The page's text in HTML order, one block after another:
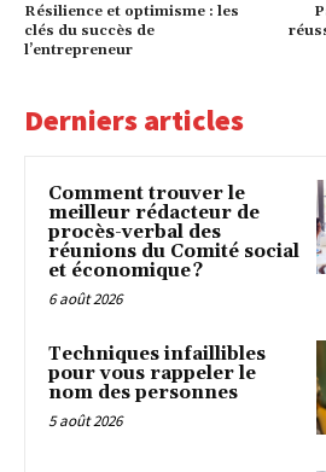
Résilience et optimisme : les
clés du succès de
l’entrepreneur
Derniers articles
Comment trouver le
meilleur rédacteur de
procès-verbal des
réunions du Comité social
et économique ?
6 août 2026
Techniques infaillibles
pour vous rappeler le
nom des personnes
5 août 2026